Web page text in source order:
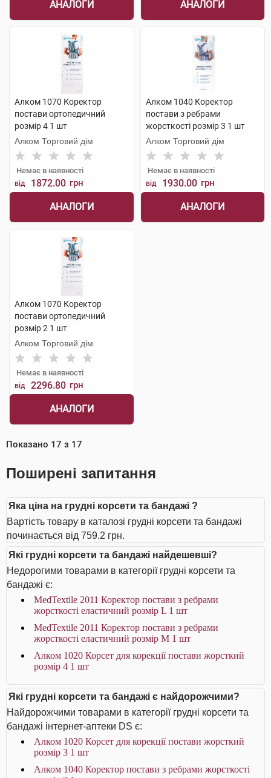
АНАЛОГИ АНАЛОГИ
Алком 1070 Коректор
постави ортопедичний
розмір 4 1 шт
Алком Торговий дім
Немає в наявності
від 1872.00 грн
АНАЛОГИ
Алком 1040 Коректор
постави з ребрами
жорсткості розмір 3 1 шт
Алком Торговий дім
Немає в наявності
від 1930.00 грн
АНАЛОГИ
Алком 1070 Коректор
постави ортопедичний
розмір 2 1 шт
Алком Торговий дім
Немає в наявності
від 2296.80 грн
АНАЛОГИ
Показано 17 з 17
Поширені запитання
Яка ціна на грудні корсети та бандажі ?
Вартість товару в каталозі грудні корсети та бандажі
починається від 759.2 грн.
Які грудні корсети та бандажі найдешевші?
Недорогими товарами в категорії грудні корсети та
бандажі є:
MedTextile 2011 Коректор постави з ребрами
жорсткості еластичний розмір L 1 шт
MedTextile 2011 Коректор постави з ребрами
жорсткості еластичний розмір М 1 шт
Алком 1020 Корсет для корекції постави жорсткий
розмір 4 1 шт
Які грудні корсети та бандажі є найдорожчими?
Найдорожчими товарами в категорії грудні корсети та
бандажі інтернет-аптеки DS є:
Алком 1020 Корсет для корекції постави жорсткий
розмір 3 1 шт
Алком 1040 Коректор постави з ребрами жорсткості